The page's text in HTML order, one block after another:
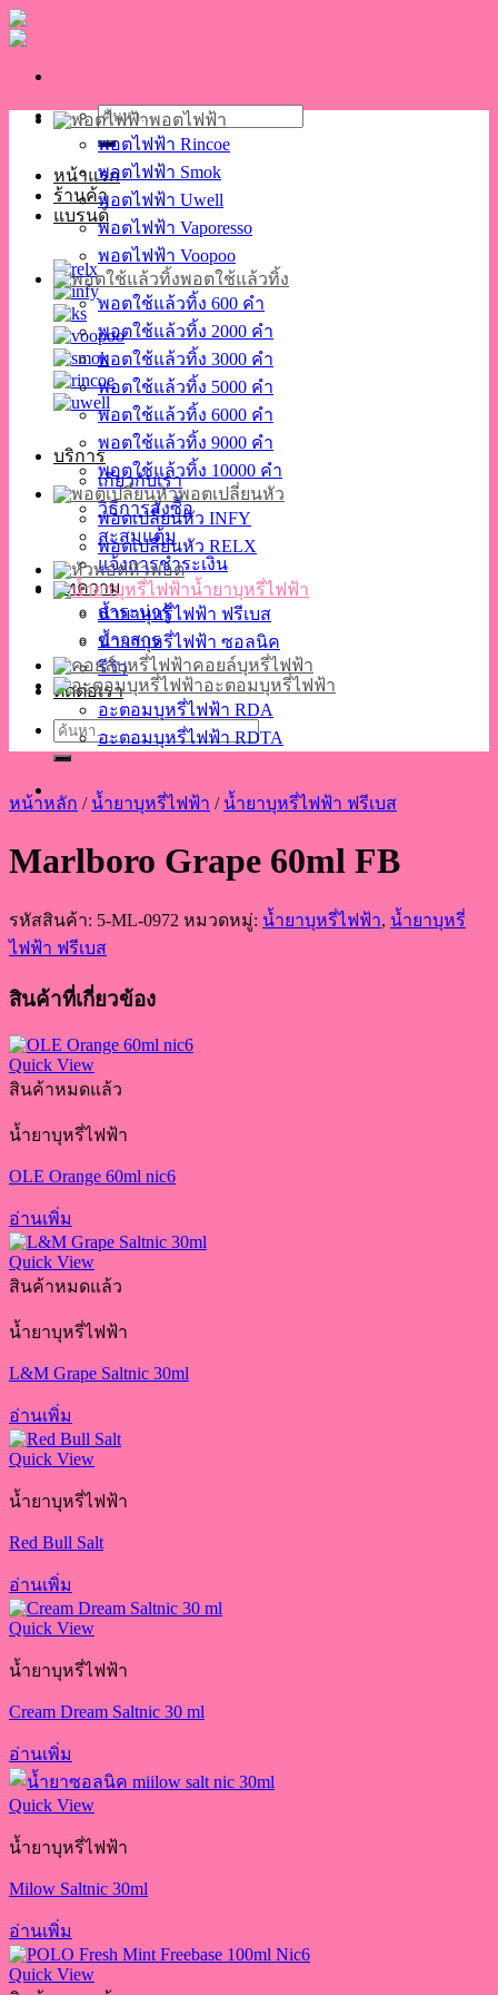
Skip
to
ค้นหา:
หน้าแรก
ร้านค้า
แบรนด์
บริการ
เกี่ยวกับเรา
วิธีการสั่งซื้อ
สะสมแต้ม
แจ้งการชำระเงิน
บทความ
สาระน่ารู้
ข่าวสาร
รีวิว
ติดต่อเรา
ค้นหา:
พอตไฟฟ้า
พอตไฟฟ้า Rincoe
พอตไฟฟ้า Smok
พอตไฟฟ้า Uwell
พอตไฟฟ้า Vaporesso
พอตไฟฟ้า Voopoo
พอตใช้แล้วทิ้ง
พอตใช้แล้วทิ้ง 600 คำ
พอตใช้แล้วทิ้ง 2000 คำ
พอตใช้แล้วทิ้ง 3000 คำ
พอตใช้แล้วทิ้ง 5000 คำ
พอตใช้แล้วทิ้ง 6000 คำ
พอตใช้แล้วทิ้ง 9000 คำ
พอตใช้แล้วทิ้ง 10000 คำ
พอตเปลี่ยนหัว
พอตเปลี่ยนหัว INFY
พอตเปลี่ยนหัว RELX
หัวพอต
น้ำยาบุหรี่ไฟฟ้า
น้ำยาบุหรี่ไฟฟ้า ฟรีเบส
น้ำยาบุหรี่ไฟฟ้า ซอลนิค
คอยล์บุหรี่ไฟฟ้า
อะตอมบุหรี่ไฟฟ้า
อะตอมบุหรี่ไฟฟ้า RDA
อะตอมบุหรี่ไฟฟ้า RDTA
หน้าหลัก / น้ำยาบุหรี่ไฟฟ้า / น้ำยาบุหรี่ไฟฟ้า ฟรีเบส
Marlboro Grape 60ml FB
รหัสสินค้า: 5-ML-0972 หมวดหมู่: น้ำยาบุหรี่ไฟฟ้า, น้ำยาบุหรี่
ไฟฟ้า ฟรีเบส
สินค้าที่เกี่ยวข้อง
Quick View
สินค้าหมดแล้ว
น้ำยาบุหรี่ไฟฟ้า
OLE Orange 60ml nic6
อ่านเพิ่ม
Quick View
สินค้าหมดแล้ว
น้ำยาบุหรี่ไฟฟ้า
L&M Grape Saltnic 30ml
อ่านเพิ่ม
Quick View
น้ำยาบุหรี่ไฟฟ้า
Red Bull Salt
อ่านเพิ่ม
Quick View
น้ำยาบุหรี่ไฟฟ้า
Cream Dream Saltnic 30 ml
อ่านเพิ่ม
Quick View
น้ำยาบุหรี่ไฟฟ้า
Milow Saltnic 30ml
อ่านเพิ่ม
Quick View